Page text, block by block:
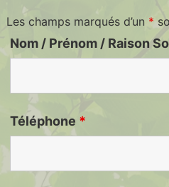
Les champs marqués d’un *
Nom / Prénom / Raison
Téléphone *